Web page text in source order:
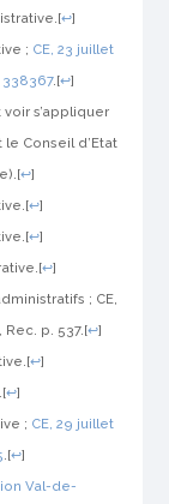
[↩]
; CE, 23 juillet
338367.[↩]
s’appliquer
Conseil d’Etat
[↩]
[↩]
[↩]
[↩]
; CE,
Rec. p. 537.[↩]
[↩]
.[↩]
; CE, 29 juillet
.[↩]
Val-de-